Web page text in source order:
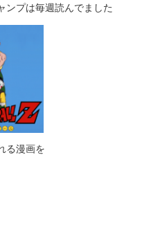
ンプは毎週読んでました
る漫画を